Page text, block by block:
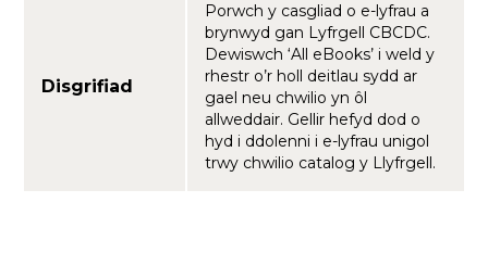
Disgrifiad
Porwch y casgliad o e-lyfrau a
brynwyd gan Lyfrgell CBCDC.
Dewiswch ‘All eBooks’ i weld y
rhestr o’r holl deitlau sydd ar
gael neu chwilio yn ôl
allweddair. Gellir hefyd dod o
hyd i ddolenni i e-lyfrau unigol
trwy chwilio catalog y Llyfrgell.